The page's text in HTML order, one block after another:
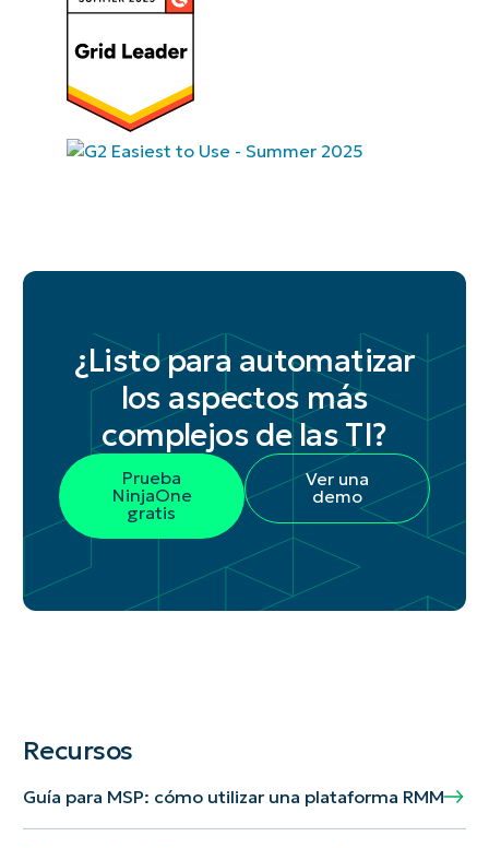
¿Listo para automatizar
los aspectos más
complejos de las TI?
Prueba
NinjaOne
gratis
Ver una
demo
Recursos
Guía para MSP: cómo utilizar una plataforma RMM